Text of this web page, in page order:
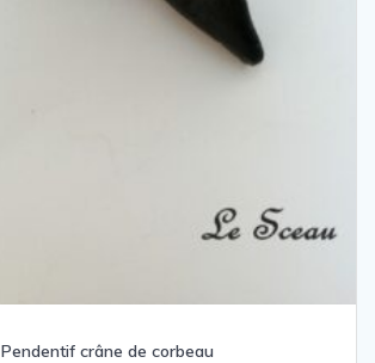
Pendentif crâne de corbeau